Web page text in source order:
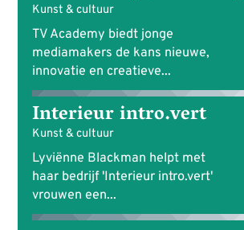
Kunst & cultuur
TV Academy biedt jonge
mediamakers de kans nieuwe,
innovatie en creatieve...
Interieur intro.vert
Kunst & cultuur
Lyviënne Blackman helpt met
haar bedrijf 'Interieur intro.vert'
vrouwen een...